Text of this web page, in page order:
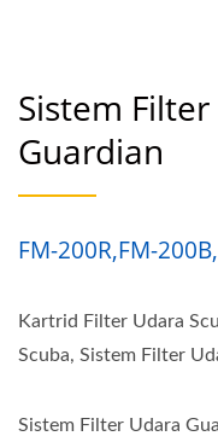
Sistem
Guardian
FM-200R,FM-
Kartrid Filter Udara
Scuba, Sistem Filter
Sistem Filter Udara